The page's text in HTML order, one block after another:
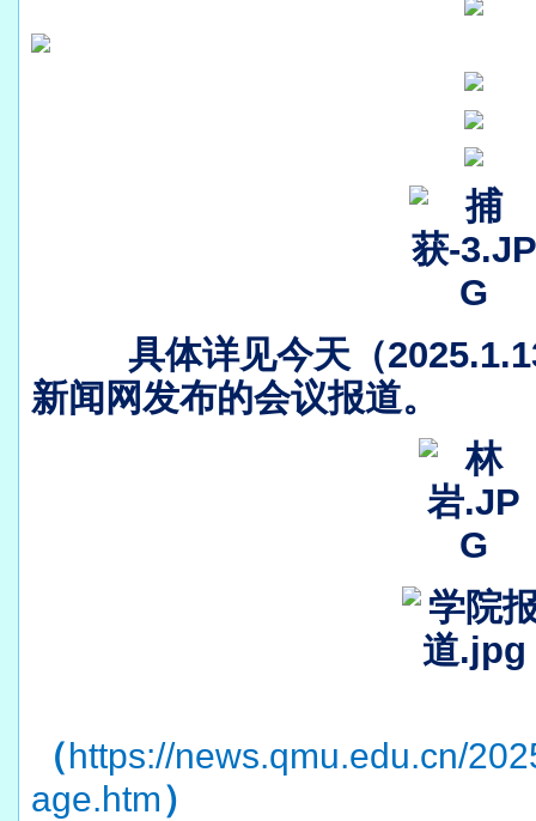
具体详见今天（
新闻网发布的会议报道。
（https://news.qmu.edu.cn/
age.htm）